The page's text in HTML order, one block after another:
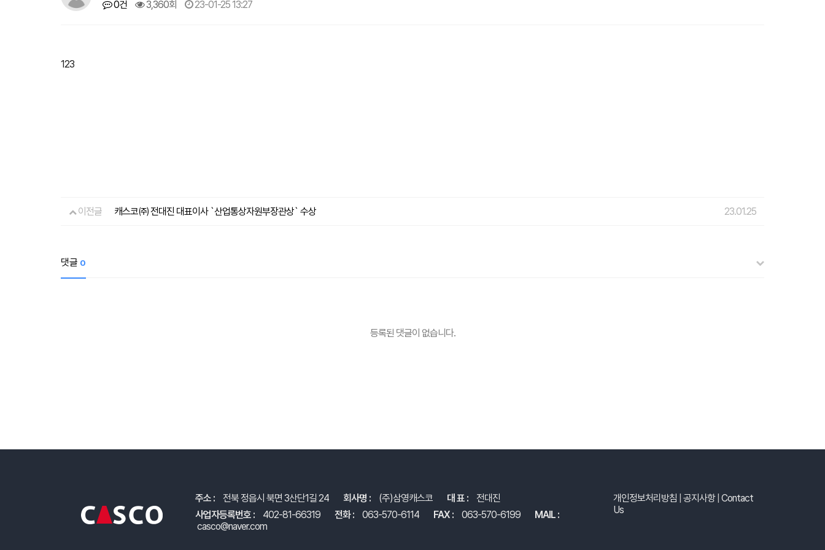
0건
3,360회 23-01-25 13:27
123
이전글 캐스코㈜ 전대진 대표이사 `산업통상자원부장관상` 수상 23.01.25
댓글 0
등록된 댓글이 없습니다.
개인정보처리방침 공지사항| Contact
Us
주소 : 전북 정읍시 북면 3산단1길 24 회사명 : (주)삼영캐스코 대 표 :
전대진
사업자등록번호 :
402-81-66319 전화 : 063-570-6114 FAX : 063-570-6199
MAIL :
casco@naver.com